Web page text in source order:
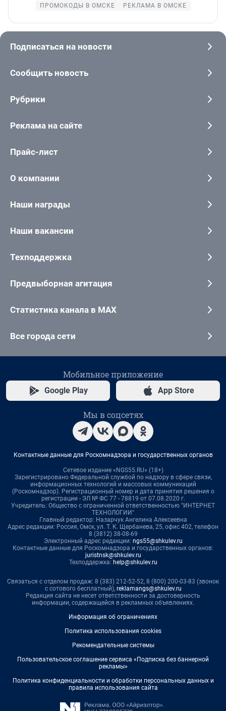
ПРОМОКОДЫ В ОМСКЕ
РЕКЛАМА В ОМСКЕ
Подписаться на новости
Сообщить новость
Рубрики
Реклама на сайте
Прайс-лист
О компании
Наши награды
Наши вакансии
Техподдержка
Предвыборная агитация
Статистика канала в MAX
Все города сети
Мобильное приложение
Google Play App Store
Мы в соцсетях
Контактные данные для Роскомнадзора и государственных органов
Сетевое издание «NGS55.RU» (18+)
Зарегистрировано Федеральной службой по надзору в сфере связи,
информационных технологий и массовых коммуникаций
(Роскомнадзор). Регистрационный номер и дата принятия решения о
регистрации - ЭЛ № ФС 77 - 78819 от 07.08.2020 г.
Учредитель: Общество с ограниченной ответственностью "ИНТЕРНЕТ
ТЕХНОЛОГИИ"
Главный редактор: Назарчук Ангелина Алексеевна
Адрес редакции: Россия, Омск, ул. Т. К. Щербанева, 25, офис 402, телефон
8 (3812) 38-08-69
Электронный адрес редакции: ngs55@shkulev.ru
Контактные данные для Роскомнадзора и государственных органов:
juristnsk@shkulev.ru
Техподдержка: help@shkulev.ru
Связаться с отделом продаж: 8 (383) 212-52-52, 8 (800) 200-03-83 (звонок
с сотового бесплатный), reklamangs@shkulev.ru
Редакция сайта не несет ответственности за достоверность
информации, содержащейся в рекламных объявлениях.
Информация об ограничениях
Политика использования cookies
Рекомендательные системы
Пользовательское соглашение сервиса «Подписка без баннерной
рекламы»
Политика конфиденциальности и обработки персональных данных и
правила использования сайта